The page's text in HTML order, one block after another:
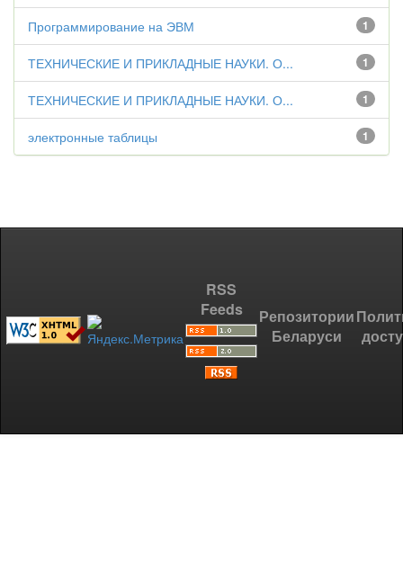
1
Программирование на ЭВМ
1
ТЕХНИЧЕСКИЕ И ПРИКЛАДНЫЕ НАУКИ. О...
1
ТЕХНИЧЕСКИЕ И ПРИКЛАДНЫЕ НАУКИ. О...
1
электронные таблицы
RSS
Feeds
Репозитории
Беларуси